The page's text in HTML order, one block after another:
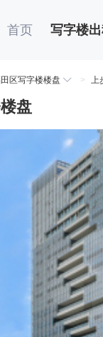
首页 写字楼
区写字楼楼盘 > 上
盘